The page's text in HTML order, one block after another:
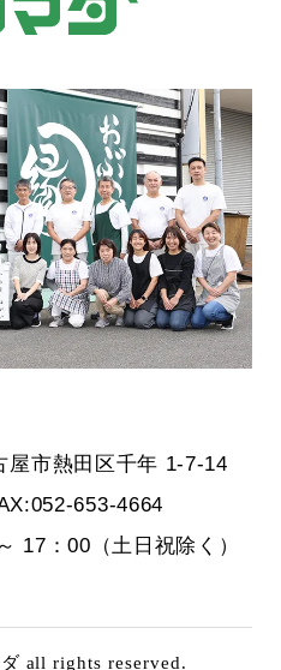
市熱田区千年 1-7-14
653-4664
17：00（土日祝除く）
all rights reserved.